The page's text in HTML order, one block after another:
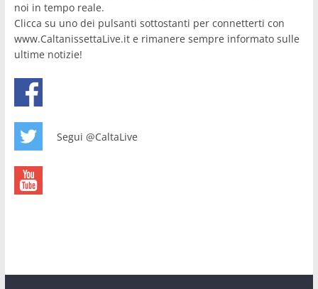
noi in tempo reale.
Clicca su uno dei pulsanti sottostanti per connetterti con
www.CaltanissettaLive.it e rimanere sempre informato sulle
ultime notizie!
Segui @CaltaLive